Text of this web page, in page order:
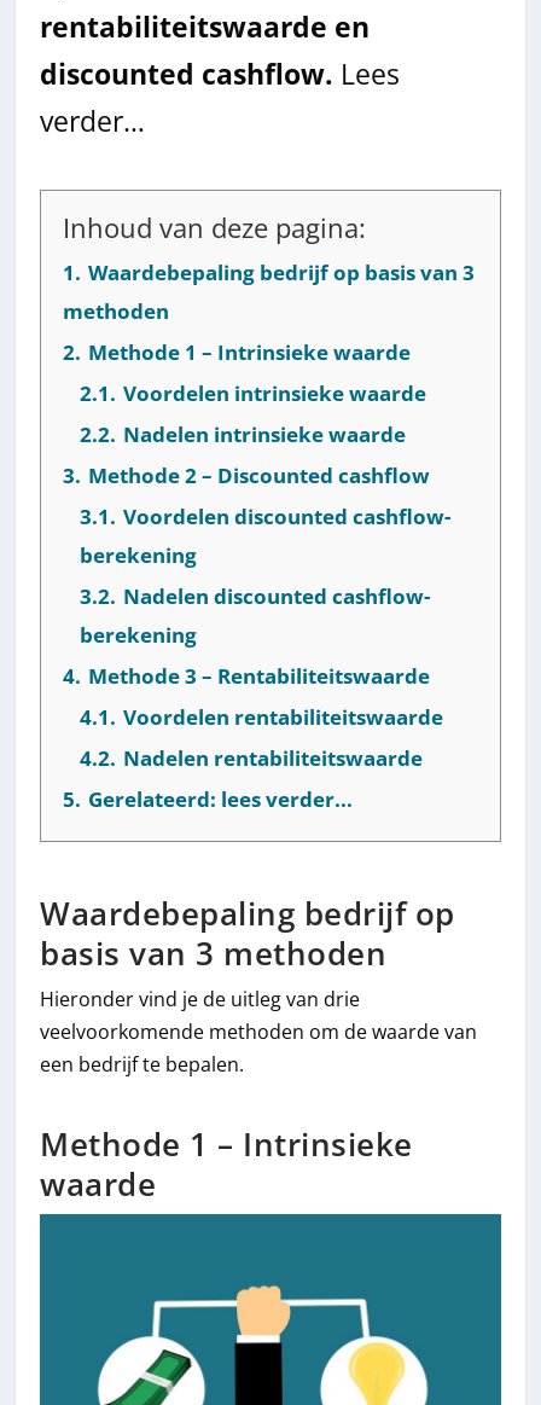
rentabiliteitswaarde en
discounted cashflow. Lees
verder…
Inhoud van deze pagina:
1. Waardebepaling bedrijf op basis van 3
methoden
2. Methode 1 – Intrinsieke waarde
2.1. Voordelen intrinsieke waarde
2.2. Nadelen intrinsieke waarde
3. Methode 2 – Discounted cashflow
3.1. Voordelen discounted cashflow-
berekening
3.2. Nadelen discounted cashflow-
berekening
4. Methode 3 – Rentabiliteitswaarde
4.1. Voordelen rentabiliteitswaarde
4.2. Nadelen rentabiliteitswaarde
5. Gerelateerd: lees verder...
Waardebepaling bedrijf op
basis van 3 methoden
Hieronder vind je de uitleg van drie
veelvoorkomende methoden om de waarde van
een bedrijf te bepalen.
Methode 1 – Intrinsieke
waarde